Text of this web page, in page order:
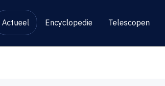
Actueel Encyclopedie Telescopen